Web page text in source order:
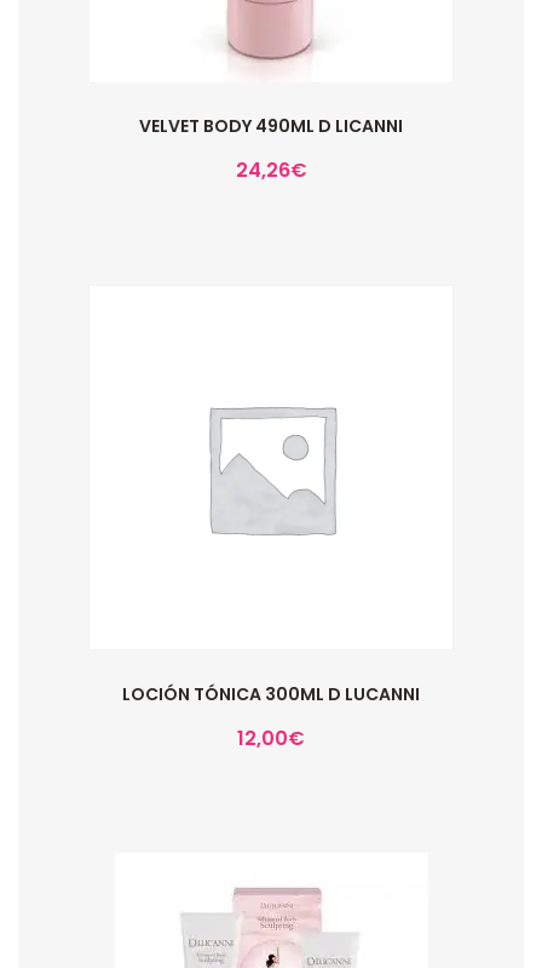
VELVET BODY 490ML D LICANNI
24,26€
LOCIÓN TÓNICA 300ML D LUCANNI
12,00€